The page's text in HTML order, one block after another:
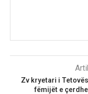
Zv kryetari i
fëmijët e